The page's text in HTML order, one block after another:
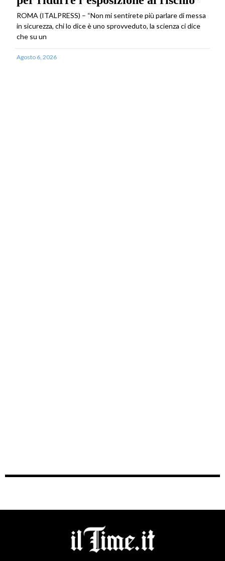
ROMA (ITALPRESS) – “Non mi sentirete più parlare di messa
in sicurezza, chi lo dice è uno sprovveduto, la scienza ci dice
che su un
Agosto 6, 2026